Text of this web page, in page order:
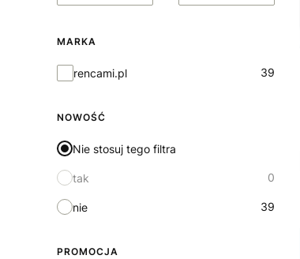
MARKA
Marka
rencami.pl 39
NOWOŚĆ
Nie stosuj tego filtra
tak 0
nie 39
PROMOCJA